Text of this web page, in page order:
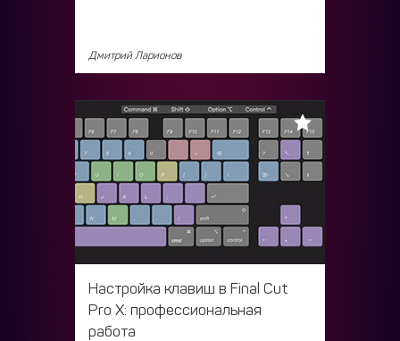
Дмитрий Ларионов
Настройка клавиш в Final Cut
Pro X: профессиональная
работа